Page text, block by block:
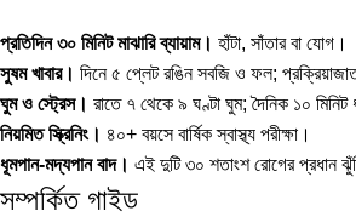
প্রতিদিন ৩০ মিনিট মাঝারি ব্যায়াম। হাঁটা, সাঁতার বা যোগ।
সুষম খাবার। দিনে ৫ প্লেট রঙিন সবজি ও ফল; প্রক্রিয়াজাত
ঘুম ও স্ট্রেস। রাতে ৭ থেকে ৯ ঘণ্টা ঘুম; দৈনিক ১০ মিনিট
নিয়মিত স্ক্রিনিং। ৪০+ বয়সে বার্ষিক স্বাস্থ্য পরীক্ষা।
ধূমপান-মদ্যপান বাদ। এই দুটি ৩০ শতাংশ রোগের প্রধান
সম্পর্কিত গাইড